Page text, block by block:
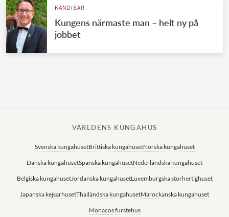
Danska kungahuset
KÄNDISAR
Kungens närmaste man – helt ny på
jobbet
VÄRLDENS KUNGAHUS
Svenska kungahusetBrittiska kungahusetNorska kungahuset
Danska kungahusetSpanska kungahusetNederländska kungahuset
Belgiska kungahusetJordanska kungahusetLuxemburgska storhertighuset
Japanska kejsarhusetThailändska kungahusetMarockanska kungahuset
Monacos furstehus